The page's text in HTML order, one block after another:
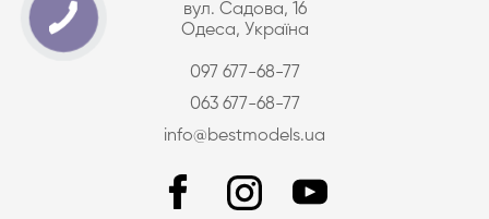
вул. Садова, 16
Одеса, Україна
097 677-68-77
063 677-68-77
info@bestmodels.ua